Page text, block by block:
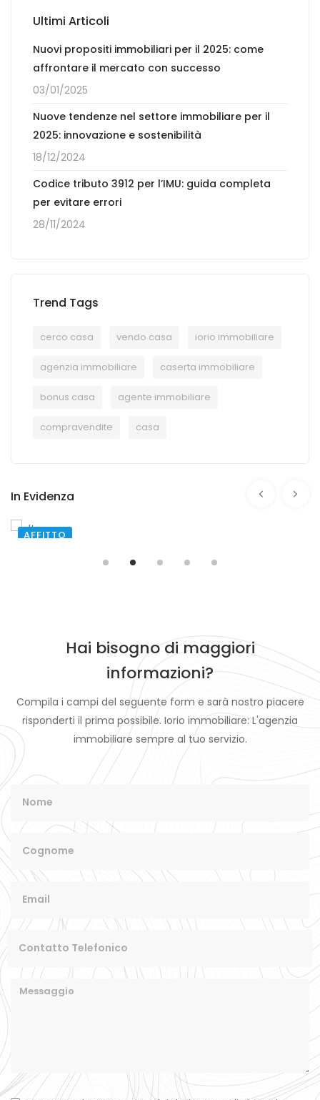
Ultimi Articoli
Nuovi propositi immobiliari per il 2025: come
affrontare il mercato con successo
03/01/2025
Nuove tendenze nel settore immobiliare per il
2025: innovazione e sostenibilità
18/12/2024
Codice tributo 3912 per l’IMU: guida completa
per evitare errori
28/11/2024
Trend Tags
cerco casa vendo casa iorio immobiliare
agenzia immobiliare caserta immobiliare
bonus casa agente immobiliare
compravendite casa
In Evidenza
AFFITTO
Hai bisogno di maggiori
informazioni?
Compila i campi del seguente form e sarà nostro piacere
risponderti il prima possibile. Iorio immobiliare: L'agenzia
immobiliare sempre al tuo servizio.